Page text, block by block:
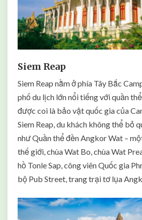
Siem Reap
Siem Reap nằm ở phía Tây Bắc
phố du lịch lớn nổi tiếng với quần
được coi là bảo vật quốc gia của
Siem Reap, du khách không thể bỏ
như Quần thể đền Angkor Wat –
thế giới, chùa Wat Bo, chùa Wat
hồ Tonle Sap, công viên Quốc gia
bộ Pub Street, trang trại tơ lụa